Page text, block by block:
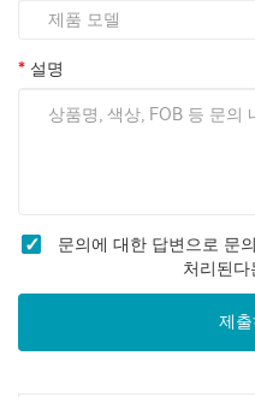
설명
문의에 대한 답변으로 문
처리된
제